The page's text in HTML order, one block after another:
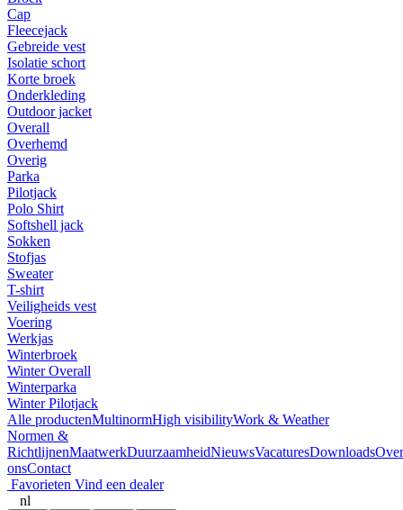
Cap
Fleecejack
Gebreide vest
Isolatie schort
Korte broek
Onderkleding
Outdoor jacket
Overall
Overhemd
Overig
Parka
Pilotjack
Polo Shirt
Softshell jack
Sokken
Stofjas
Sweater
T-shirt
Veiligheids vest
Voering
Werkjas
Winterbroek
Winter Overall
Winterparka
Winter Pilotjack
Alle productenMultinormHigh visibilityWork & Weather
Normen &
RichtlijnenMaatwerkDuurzaamheidNieuwsVacaturesDownloadsOver
onsContact
Favorieten Vind een dealer
nl